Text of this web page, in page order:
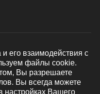
ОТПРАВИТЬ
его взаимодействия с
файлы cookie.
Вы разрешаете
Вы всегда можете
настройках Вашего